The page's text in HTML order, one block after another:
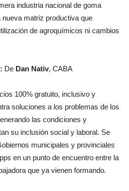
industria nacional de goma
matriz productiva que
de agroquímicos ni cambios
De Dan Nativ, CABA
100% gratuito, inclusivo y
soluciones a los problemas de los
las condiciones y
su inclusión social y laboral. Se
municipales y provinciales
en un punto de encuentro entre la
que ya vienen formando.